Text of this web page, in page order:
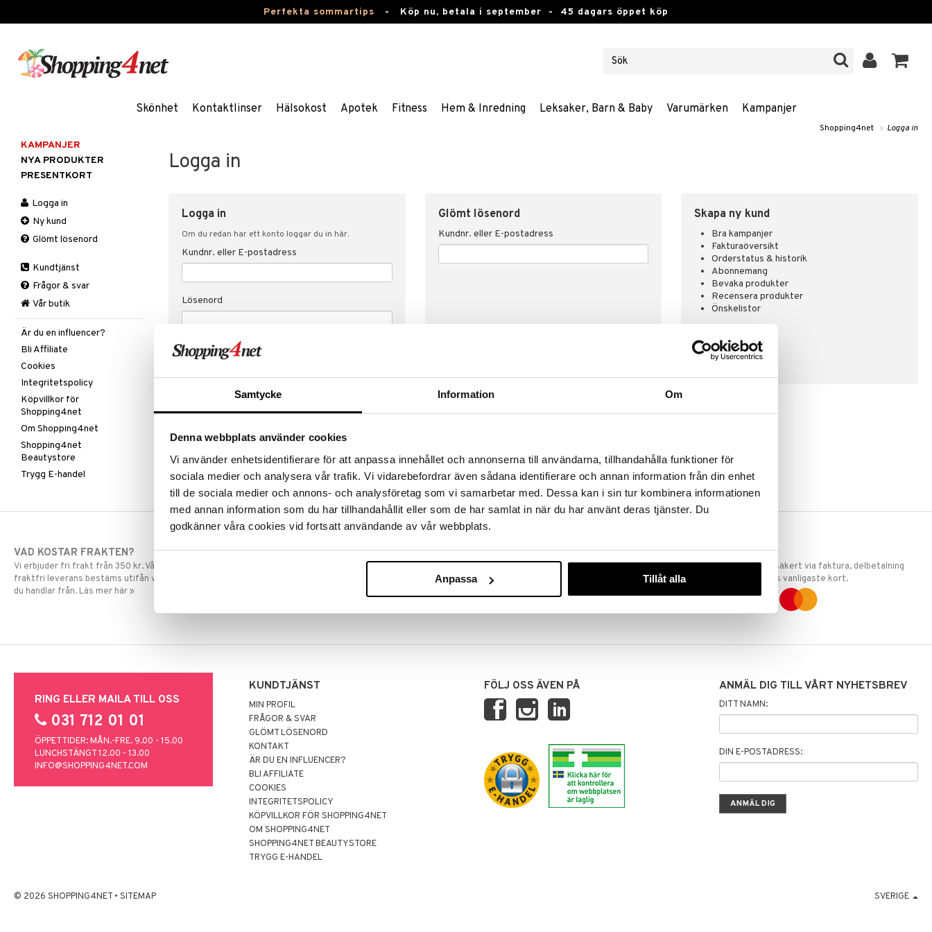
Samtycke Information Om
Denna webbplats använder cookies
Vi använder enhetsidentifierare för att anpassa innehållet och annonserna till användarna, tillhandahålla funktioner för
sociala medier och analysera vår trafik. Vi vidarebefordrar även sådana identifierare och annan information från din enhet
till de sociala medier och annons- och analysföretag som vi samarbetar med. Dessa kan i sin tur kombinera informationen
med annan information som du har tillhandahållit eller som de har samlat in när du har använt deras tjänster. Du
godkänner våra cookies vid fortsatt användande av vår webbplats.
Anpassa Tillåt alla
Perfekta sommartips - Köp nu, betala i september - 45 dagars öppet köp
Skönhet Kontaktlinser Hälsokost Apotek Fitness Hem & Inredning Leksaker, Barn & Baby Varumärken Kampanjer
Shopping4net » Logga in
Logga in
Logga in
Om du redan har ett konto loggar du in här.
Kundnr. eller E-postadress
Lösenord
Glömt lösenord
Kundnr. eller E-postadress
Skapa ny kund
Bra kampanjer
Fakturaöversikt
Orderstatus & historik
Abonnemang
Bevaka produkter
Recensera produkter
Önskelistor
SKAPA KUND
KAMPANJER
NYA PRODUKTER
PRESENTKORT
Logga in
Ny kund
Glömt lösenord
Kundtjänst
Frågor & svar
Vår butik
Är du en influencer?
Bli Affiliate
Cookies
Integritetspolicy
Köpvillkor för
Shopping4net
Om Shopping4net
Shopping4net
Beautystore
Trygg E-handel
VAD KOSTAR FRAKTEN?
Vi erbjuder fri frakt från 350 kr. Vår gräns för
fraktfri leverans bestäms utifån vilken avdelning
du handlar från. Läs mer här »
SNABBA LEVERANSER
Beställningar lagda före 14:00 (gäller varor i lager)
GODKÄND AV LÄKEMEDELSVERKET
EU-logotypen är symbolen som visar att vi är
godkända av Läkemedelsverket gällande
TRYGGA KÖP
Handla tryggt & säkert via faktura, delbetalning
eller marknadens vanligaste kort.
RING ELLER MAILA TILL OSS
031 712 01 01
ÖPPETTIDER: MÅN.-FRE. 9.00 - 15.00
LUNCHSTÄNGT 12.00 - 13.00
INFO@SHOPPING4NET.COM
KUNDTJÄNST
MIN PROFIL
FRÅGOR & SVAR
GLÖMT LÖSENORD
KONTAKT
ÄR DU EN INFLUENCER?
BLI AFFILIATE
COOKIES
INTEGRITETSPOLICY
KÖPVILLKOR FÖR SHOPPING4NET
OM SHOPPING4NET
SHOPPING4NET BEAUTYSTORE
TRYGG E-HANDEL
FÖLJ OSS ÄVEN PÅ ANMÄL DIG TILL VÅRT NYHETSBREV
DITT NAMN:
DIN E-POSTADRESS:
© 2026 SHOPPING4NET • SITEMAP SVERIGE